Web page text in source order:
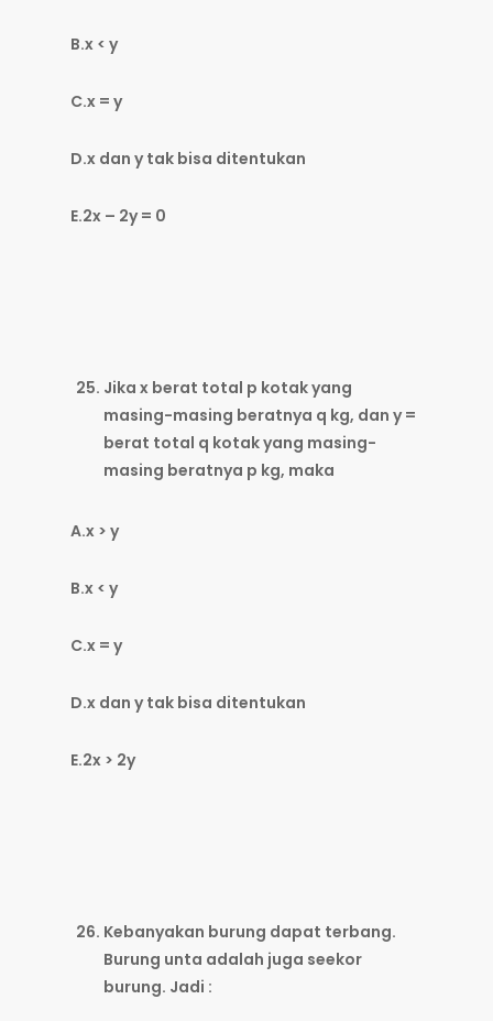
B.x < y
C.x = y
D.x dan y tak bisa ditentukan
E.2x – 2y = 0
Jika x berat total p kotak yang
masing-masing beratnya q kg, dan y =
berat total q kotak yang masing-
masing beratnya p kg, maka
A.x > y
B.x < y
C.x = y
D.x dan y tak bisa ditentukan
E.2x > 2y
Kebanyakan burung dapat terbang.
Burung unta adalah juga seekor
burung. Jadi :